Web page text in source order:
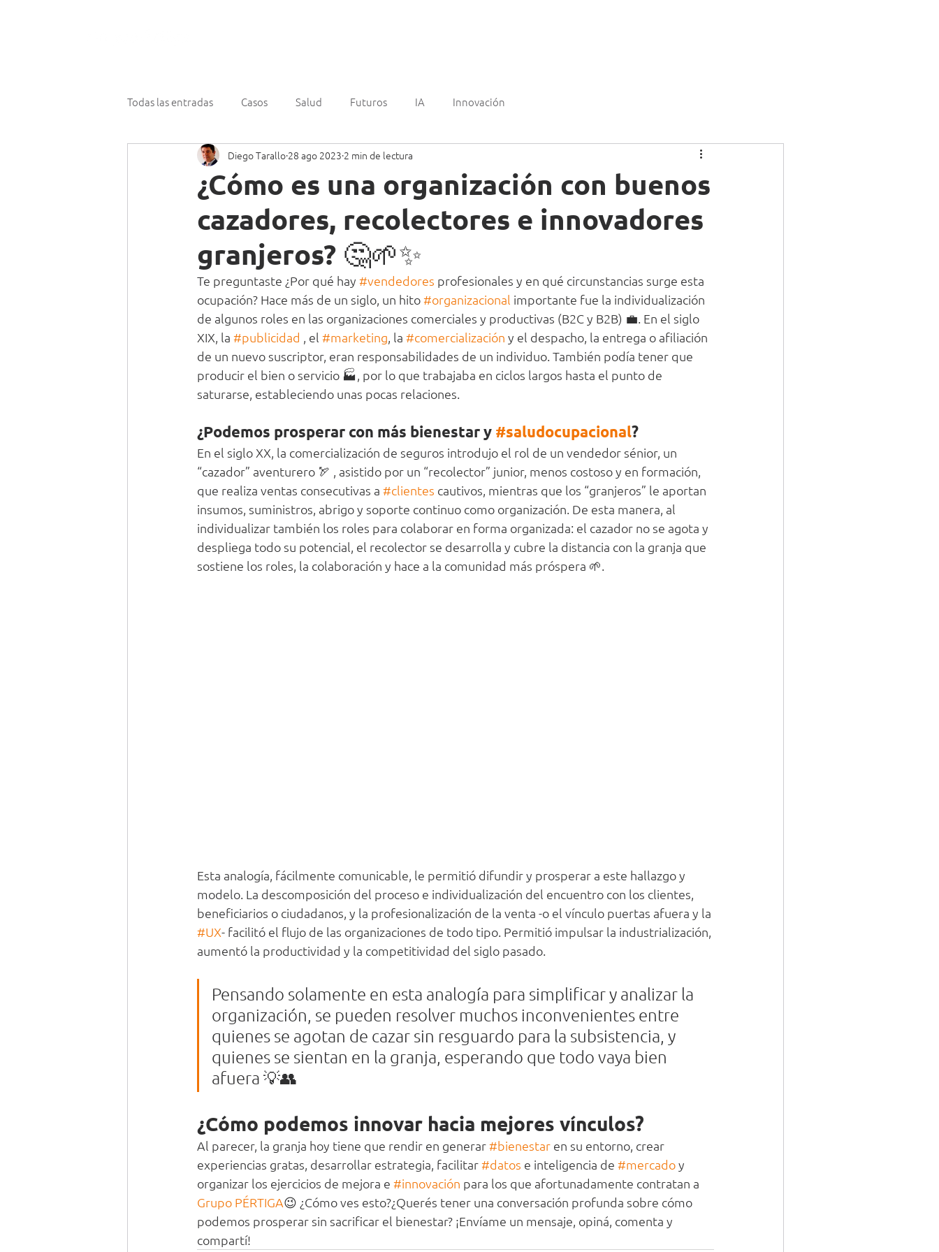
Todas las entradas Casos Salud Futuros IA Innovación
¿Cómo es una organización con buenos
cazadores, recolectores e innovadores
granjeros? 🤔🌱✨
Diego Tarallo 28 ago 2023 2 min de lectura
Te preguntaste ¿Por qué hay #vendedores profesionales y en qué circunstancias surge esta
ocupación? Hace más de un siglo, un hito #organizacional importante fue la individualización
de algunos roles en las organizaciones comerciales y productivas (B2C y B2B) 💼. En el siglo
XIX, la #publicidad , el #marketing, la #comercialización y el despacho, la entrega o afiliación
de un nuevo suscriptor, eran responsabilidades de un individuo. También podía tener que
producir el bien o servicio 🏭, por lo que trabajaba en ciclos largos hasta el punto de
saturarse, estableciendo unas pocas relaciones.
¿Podemos prosperar con más bienestar y #saludocupacional?
En el siglo XX, la comercialización de seguros introdujo el rol de un vendedor sénior, un
“cazador” aventurero 🏹 , asistido por un “recolector” junior, menos costoso y en formación,
que realiza ventas consecutivas a #clientes cautivos, mientras que los “granjeros” le aportan
insumos, suministros, abrigo y soporte continuo como organización. De esta manera, al
individualizar también los roles para colaborar en forma organizada: el cazador no se agota y
despliega todo su potencial, el recolector se desarrolla y cubre la distancia con la granja que
sostiene los roles, la colaboración y hace a la comunidad más próspera 🌱.
Esta analogía, fácilmente comunicable, le permitió difundir y prosperar a este hallazgo y
modelo. La descomposición del proceso e individualización del encuentro con los clientes,
beneficiarios o ciudadanos, y la profesionalización de la venta -o el vínculo puertas afuera y la
#UX- facilitó el flujo de las organizaciones de todo tipo. Permitió impulsar la industrialización,
aumentó la productividad y la competitividad del siglo pasado.
Pensando solamente en esta analogía para simplificar y analizar la
organización, se pueden resolver muchos inconvenientes entre
quienes se agotan de cazar sin resguardo para la subsistencia, y
quienes se sientan en la granja, esperando que todo vaya bien
afuera 💡👥
¿Cómo podemos innovar hacia mejores vínculos?
Al parecer, la granja hoy tiene que rendir en generar #bienestar en su entorno, crear
experiencias gratas, desarrollar estrategia, facilitar #datos e inteligencia de #mercado y
organizar los ejercicios de mejora e #innovación para los que afortunadamente contratan a
Grupo PÉRTIGA😉 ¿Cómo ves esto?¿Querés tener una conversación profunda sobre cómo
podemos prosperar sin sacrificar el bienestar? ¡Envíame un mensaje, opiná, comenta y
compartí!